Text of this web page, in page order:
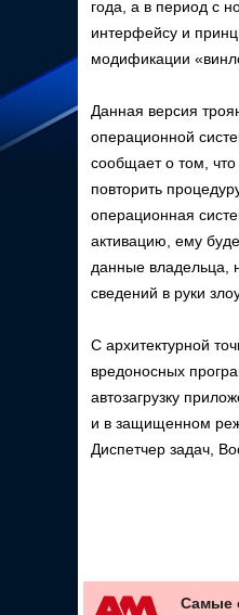
года, а в период с
интерфейсу и
модификации
Данная версия
операционной
сообщает о том,
повторить
операционная
активацию, ему
данные владельца,
сведений в руки
С архитектурной
вредоносных
автозагрузку
и в защищенном
Диспетчер задач,
Самые